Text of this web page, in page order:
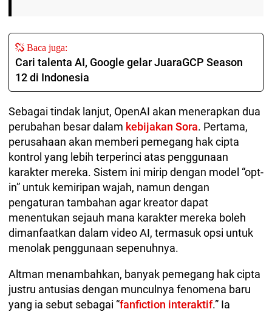
Baca juga:
Cari talenta AI, Google gelar JuaraGCP Season
12 di Indonesia
Sebagai tindak lanjut, OpenAI akan menerapkan dua
perubahan besar dalam kebijakan Sora. Pertama,
perusahaan akan memberi pemegang hak cipta
kontrol yang lebih terperinci atas penggunaan
karakter mereka. Sistem ini mirip dengan model “opt-
in” untuk kemiripan wajah, namun dengan
pengaturan tambahan agar kreator dapat
menentukan sejauh mana karakter mereka boleh
dimanfaatkan dalam video AI, termasuk opsi untuk
menolak penggunaan sepenuhnya.
Altman menambahkan, banyak pemegang hak cipta
justru antusias dengan munculnya fenomena baru
yang ia sebut sebagai “fanfiction interaktif.” Ia